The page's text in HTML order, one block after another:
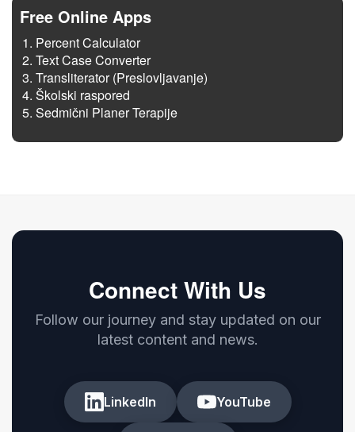
Free Online Apps
Percent Calculator
Text Case Converter
Transliterator (Preslovljavanje)
Školski raspored
Sedmični Planer Terapije
Connect With Us
Follow our journey and stay updated on our
latest content and news.
LinkedIn YouTube